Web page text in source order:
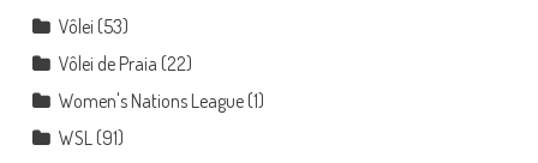
Vôlei (53)
Vôlei de Praia (22)
Women's Nations League(1)
WSL(91)